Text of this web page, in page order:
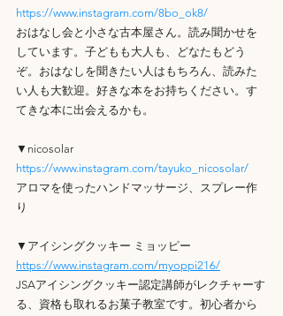
https://www.instagram.com/8bo_ok8/
おはなし会と小さな古本屋さん。読み聞かせを
しています。子どもも大人も、どなたもどう
ぞ。おはなしを聞きたい人はもちろん、読みた
い人も大歓迎。好きな本をお持ちください。す
てきな本に出会えるかも。
▼nicosolar
https://www.instagram.com/tayuko_nicosolar/
アロマを使ったハンドマッサージ、スプレー作
り
▼アイシングクッキー ミョッピー
https://www.instagram.com/myoppi216/
JSAアイシングクッキー認定講師がレクチャーす
る、資格も取れるお菓子教室です。初心者から